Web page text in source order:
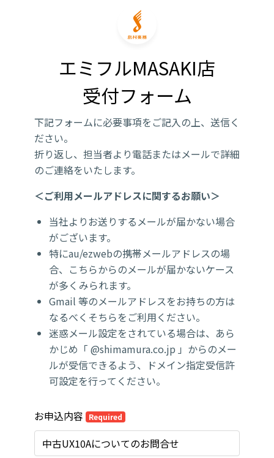
エミフルMASAKI店
受付フォーム
下記フォームに必要事項をご記入の上、送信く
ださい。
折り返し、担当者より電話またはメールで詳細
のご連絡をいたします。
＜ご利用メールアドレスに関するお願い＞
当社よりお送りするメールが届かない場合
がございます。
特にau/ezwebの携帯メールアドレスの場
合、こちらからのメールが届かないケース
が多くみられます。
Gmail 等のメールアドレスをお持ちの方は
なるべくそちらをご利用ください。
迷惑メール設定をされている場合は、あら
かじめ「 @shimamura.co.jp 」からのメー
ルが受信できるよう、ドメイン指定受信許
可設定を行ってください。
お申込内容 Required